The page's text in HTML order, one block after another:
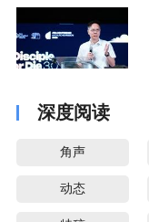
深度阅读
角声
动态